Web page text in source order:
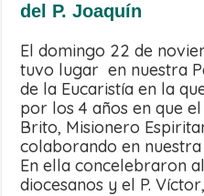
del P. Joaquín
El domingo 22 de
tuvo lugar en nuestra
de la Eucaristía en la
por los 4 años en que el
Brito, Misionero
colaborando en
En ella concelebraron
diocesanos y el P.